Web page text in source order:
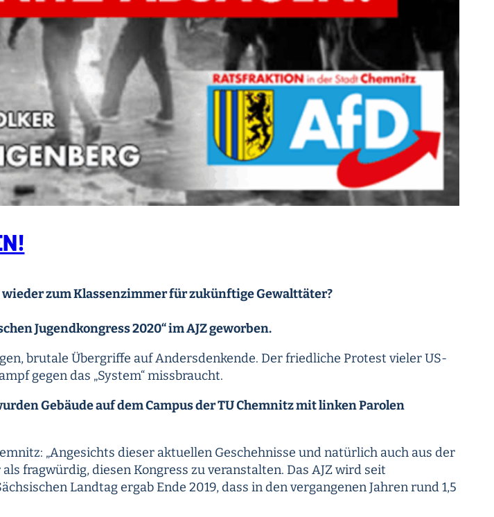
zum Klassenzimmer für zukünftige Gewalttäter?
Jugendkongress 2020“ im AJZ geworben.
brutale Übergriffe auf Andersdenkende. Der friedliche Protest vieler US-
gegen das „System“ missbraucht.
Gebäude auf dem Campus der TU Chemnitz mit linken Parolen
„Angesichts dieser aktuellen Geschehnisse und natürlich auch aus der
fragwürdig, diesen Kongress zu veranstalten. Das AJZ wird seit
Landtag ergab Ende 2019, dass in den vergangenen Jahren rund 1,5